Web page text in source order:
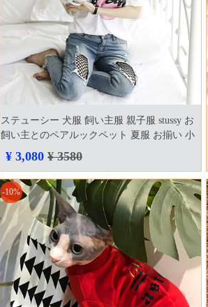
ステューシー 犬服 飼い主服 親子服 stussy お
飼い主とのペアルックペット 夏服 お揃い 小
型犬 洋服 かわいい おしゃれ logo付き 可愛い
おしゃれ ペットウェア 薄手 小型犬 中型犬
夏用犬洋服 激安 ロゴ
¥ 3,080 ¥ 3580
-10%